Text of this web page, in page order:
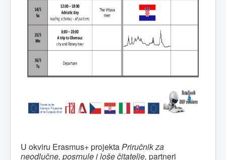
U okviru Erasmus+ projektaPriručnik za
neodlučne, posrnule i loše čitatelje, partneri